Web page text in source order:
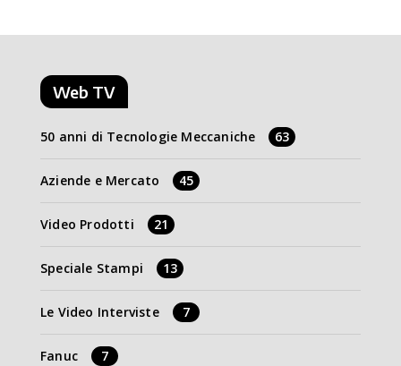
Web TV
50 anni di Tecnologie Meccaniche 63
Aziende e Mercato 45
Video Prodotti 21
Speciale Stampi 13
Le Video Interviste 7
Fanuc 7